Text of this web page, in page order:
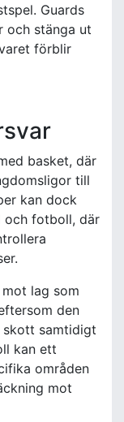
Guards
och stänga ut
förblir
basket, där
till
kan dock
och fotboll, där
lag som
den
samtidigt
kan ett
områden
mot